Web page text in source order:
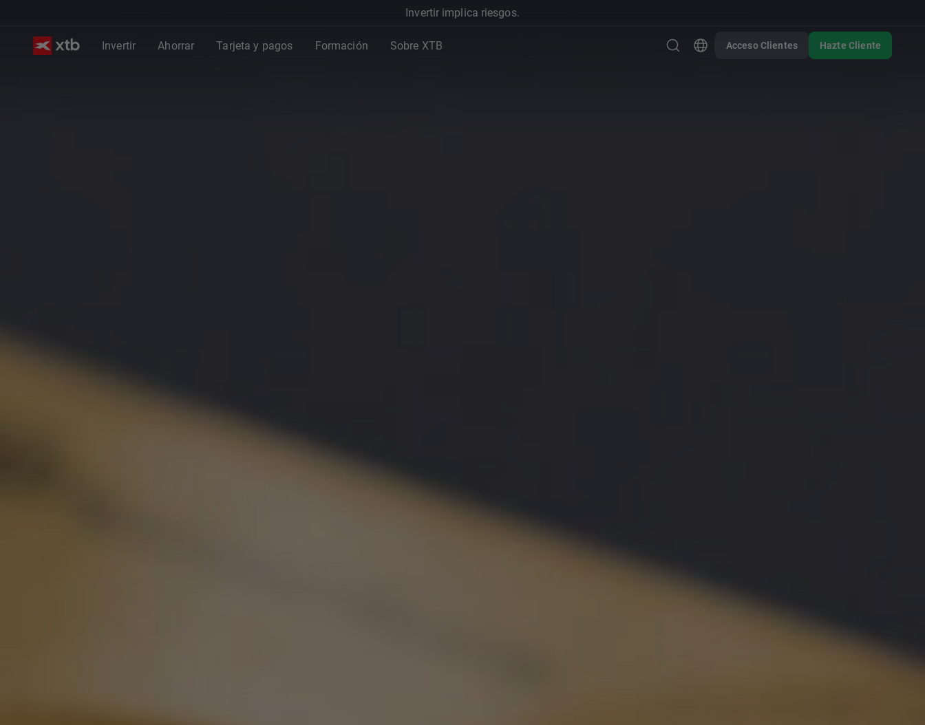
Invertir implica riesgos.
Invertir Ahorrar Tarjeta y pagos Formación Sobre XTB Acceso Clientes Hazte Cliente